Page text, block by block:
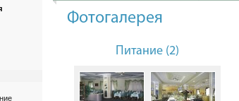
Фотогалерея
Питание (2)